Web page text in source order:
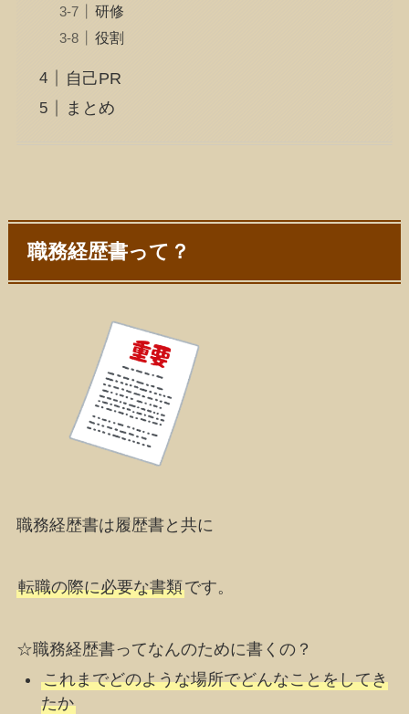
研修
役割
自己PR
まとめ
職務経歴書って？
職務経歴書は履歴書と共に
転職の際に必要な書類です。
☆職務経歴書ってなんのために書くの？
これまでどのような場所でどんなことをしてき
たか